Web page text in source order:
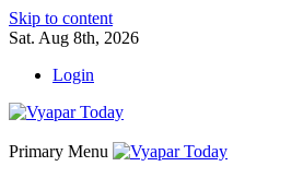
Skip to content
Sat. Aug 8th, 2026
Login
Primary Menu